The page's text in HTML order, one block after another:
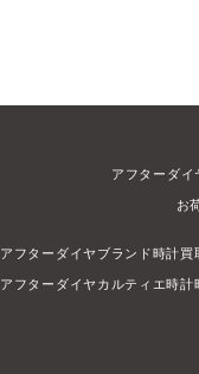
アフターダイ
お
アフターダイヤブランド時計買
アフターダイヤカルティエ時計